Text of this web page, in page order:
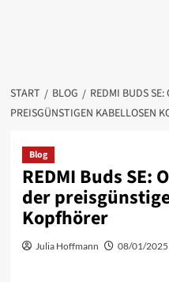
START BLOG
REDMI BUDS
PREISGÜNSTIGEN KABELLOSEN
Blog
REDMI Buds
der
Kopfhörer
Julia Hoffmann 08/01/2025